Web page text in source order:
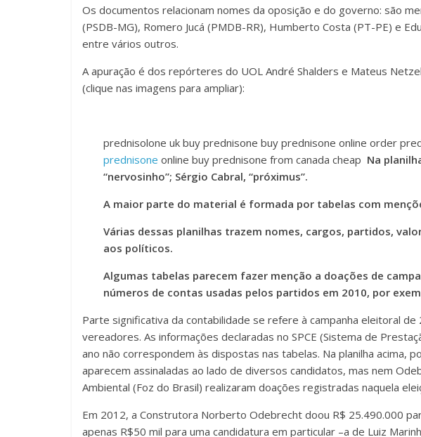
Os documentos relacionam nomes da oposição e do governo: são
(PSDB-MG), Romero Jucá (PMDB-RR), Humberto Costa (PT-PE) e
entre vários outros.
A apuração é dos repórteres do UOL André Shalders e Mateus
(clique nas imagens para ampliar):
prednisolone uk buy prednisone buy prednisone online order
prednisone online buy prednisone from canada cheap Na
“nervosinho”; Sérgio Cabral, “próximus”.
A maior parte do material é formada por tabelas com
Várias dessas planilhas trazem nomes, cargos, partidos,
aos políticos.
Algumas tabelas parecem fazer menção a doações de
números de contas usadas pelos partidos em 2010, por
Parte significativa da contabilidade se refere à campanha eleitoral
vereadores. As informações declaradas no SPCE (Sistema de
ano não correspondem às dispostas nas tabelas. Na planilha acima,
aparecem assinaladas ao lado de diversos candidatos, mas nem
Ambiental (Foz do Brasil) realizaram doações registradas naquela
Em 2012, a Construtora Norberto Odebrecht doou R$ 25.490.000
apenas R$50 mil para uma candidatura em particular –a de Luiz